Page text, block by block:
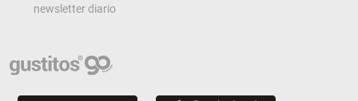
newsletter diario